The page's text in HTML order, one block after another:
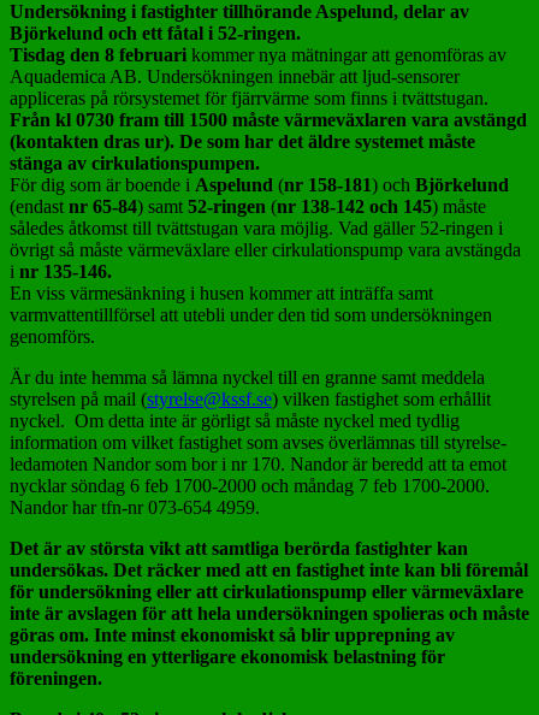
Undersökning i fastighter tillhörande Aspelund, delar av
Björkelund och ett fåtal i 52-ringen.
Tisdag den 8 februari kommer nya mätningar att genomföras av
Aquademica AB. Undersökningen innebär att ljud-sensorer
appliceras på rörsystemet för fjärrvärme som finns i tvättstugan.
Från kl 0730 fram till 1500 måste värmeväxlaren vara avstängd
(kontakten dras ur). De som har det äldre systemet måste
stänga av cirkulationspumpen.
För dig som är boende i Aspelund (nr 158-181) och Björkelund
(endastnr 65-84) samt52-ringen (nr 138-142 och 145) måste
således åtkomst till tvättstugan vara möjlig. Vad gäller 52-ringen i
övrigt så måste värmeväxlare eller cirkulationspump vara avstängda
i nr 135-146.
En viss värmesänkning i husen kommer att inträffa samt
varmvattentillförsel att utebli under den tid som undersökningen
genomförs.
Är du inte hemma så lämna nyckel till en granne samt meddela
styrelsen på mail (styrelse@kssf.se) vilken fastighet som erhållit
nyckel. Om detta inte är görligt så måste nyckel med tydlig
information om vilket fastighet som avses överlämnas till styrelse-
ledamoten Nandor som bor i nr 170. Nandor är beredd att ta emot
nycklar söndag 6 feb 1700-2000 och måndag 7 feb 1700-2000.
Nandor har tfn-nr 073-654 4959.
Det är av största vikt att samtliga berörda fastighter kan
undersökas. Det räcker med att en fastighet inte kan bli föremål
för undersökning eller att cirkulationspump eller värmeväxlare
inte är avslagen för att hela undersökningen spolieras och måste
göras om. Inte minst ekonomiskt så blir upprepning av
undersökning en ytterligare ekonomisk belastning för
föreningen.